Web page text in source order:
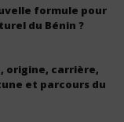
formule pour
du Bénin ?
origine, carrière,
et parcours du